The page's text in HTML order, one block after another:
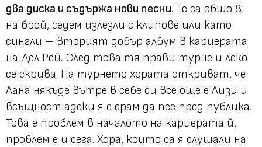
два диска и съдържа нови песни. Те са общо 8
на брой, седем излезли с клипове или като
сингли – вторият добър албум в кариерата
на Дел Рей. След това тя прави турне и леко
се скрива. На турнето хората откриват, че
Лана някъде вътре в себе си все още е Лизи и
всъщност адски я е срам да пее пред публика.
Това е проблем в началото на кариерата й,
проблем е и сега. Хора, които са я слушали на